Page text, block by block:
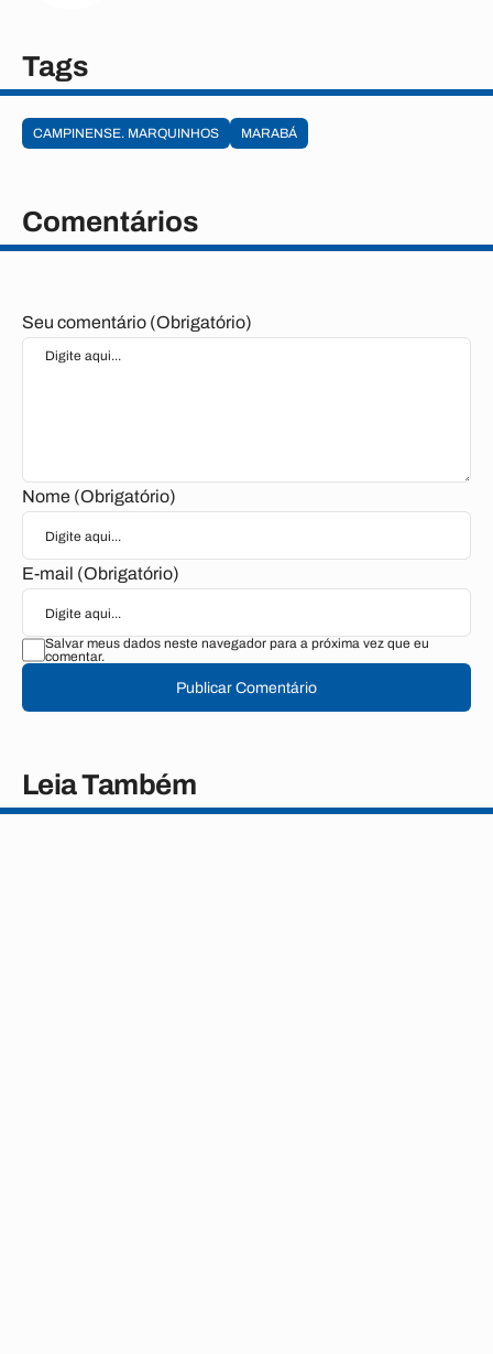
Tags
CAMPINENSE. MARQUINHOS MARABÁ
Comentários
Seu comentário (Obrigatório)
Nome (Obrigatório)
E-mail (Obrigatório)
Salvar meus dados neste navegador para a próxima vez que eu
comentar.
Publicar Comentário
Leia Também